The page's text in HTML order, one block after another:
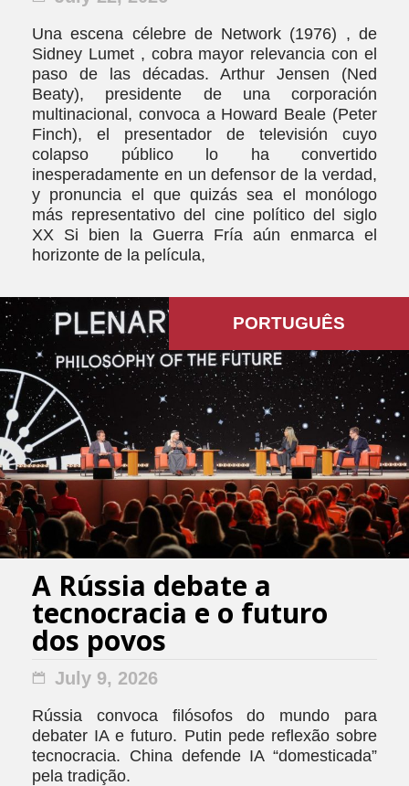
Una escena célebre de Network (1976) , de
Sidney Lumet , cobra mayor relevancia con el
paso de las décadas. Arthur Jensen (Ned
Beaty), presidente de una corporación
multinacional, convoca a Howard Beale (Peter
Finch), el presentador de televisión cuyo
colapso público lo ha convertido
inesperadamente en un defensor de la verdad,
y pronuncia el que quizás sea el monólogo
más representativo del cine político del siglo
XX Si bien la Guerra Fría aún enmarca el
horizonte de la película,
A Rússia debate a
tecnocracia e o futuro
dos povos
July 9, 2026
Rússia convoca filósofos do mundo para
debater IA e futuro. Putin pede reflexão sobre
tecnocracia. China defende IA “domesticada”
pela tradição.
PORTUGUÊS